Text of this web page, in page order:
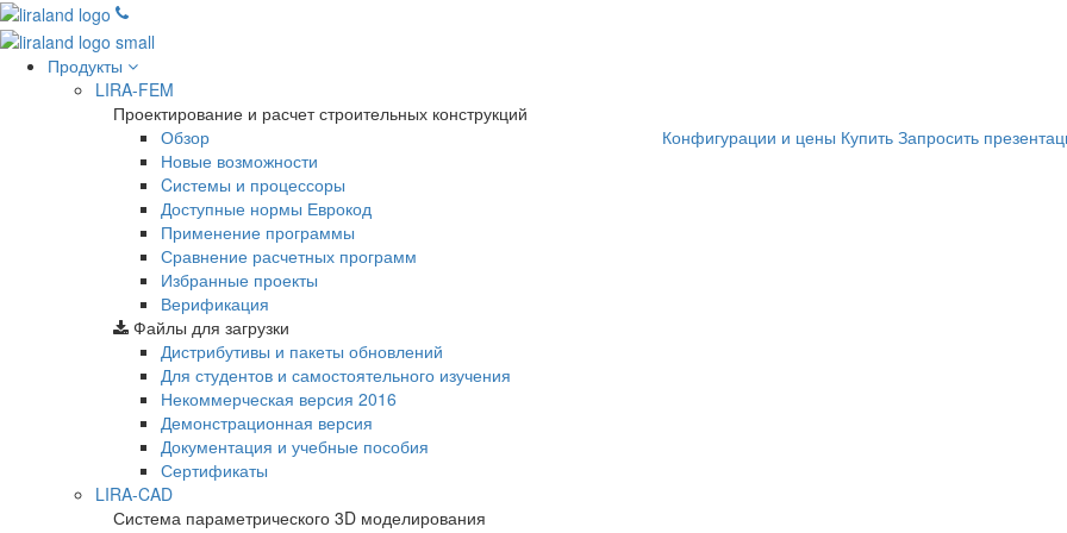
Продукты
LIRA-FEM
Проектирование и расчет строительных конструкций
Обзор
Новые возможности
Cистемы и процессоры
Доступные нормы Еврокод
Применение программы
Сравнение расчетных программ
Избранные проекты
Верификация
Конфигурации и цены Купить Запросить
Файлы для загрузки
Дистрибутивы и пакеты обновлений
Для студентов и самостоятельного изучения
Некоммерческая версия 2016
Демонстрационная версия
Документация и учебные пособия
Сертификаты
LIRA-CAD
Система параметрического 3D моделирования